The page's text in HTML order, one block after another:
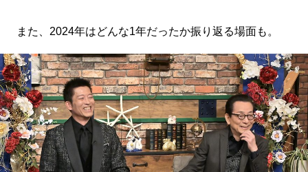
また、2024年はどんな1年だったか振り返る場面も。